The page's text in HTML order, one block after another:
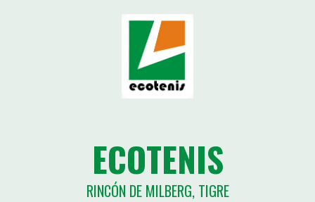
ECOTENIS
RINCÓN DE MILBERG, TIGRE